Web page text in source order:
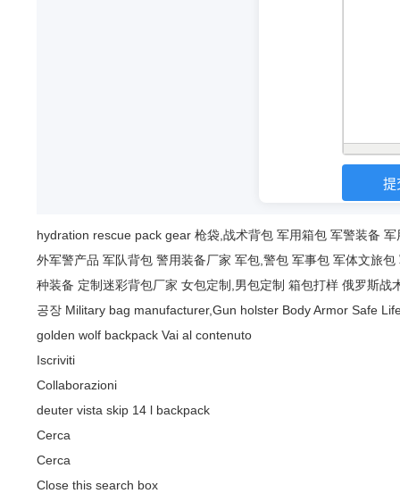
hydration rescue pack gear 枪袋,战术背包 军用箱包 军警装备 军
外军警产品 军队背包 警用装备厂家 军包,警包 军事包 军体文旅包
种装备 定制迷彩背包厂家 女包定制,男包定制 箱包打样 俄罗斯战
공장 Military bag manufacturer,Gun holster Body Armor Safe
golden wolf backpack Vai al contenuto
Iscriviti
Collaborazioni
deuter vista skip 14 l backpack
Cerca
Cerca
Close this search box